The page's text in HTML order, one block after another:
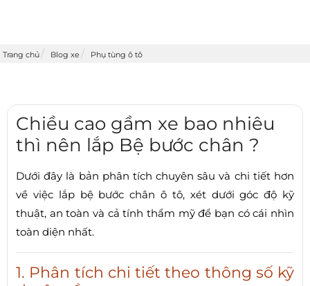
Trang chủ Blog xe Phụ tùng ô tô
Chiều cao gầm xe bao nhiêu
thì nên lắp Bệ bước chân ?
Dưới đây là bản phân tích chuyên sâu và chi tiết hơn
về việc lắp bệ bước chân ô tô, xét dưới góc độ kỹ
thuật, an toàn và cả tính thẩm mỹ để bạn có cái nhìn
toàn diện nhất.
1. Phân tích chi tiết theo thông số kỹ